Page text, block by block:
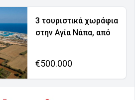
3 τουριστικά χωράφια
στην Αγία Νάπα, από
€500.000